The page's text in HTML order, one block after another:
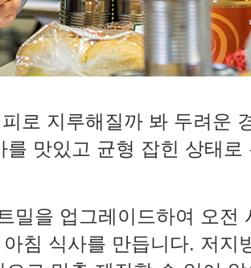
로 지루해질까 봐 두려운
맛있고 균형 잡힌 상태로
밀을 업그레이드하여 오전
침 식사를 만듭니다. 저지